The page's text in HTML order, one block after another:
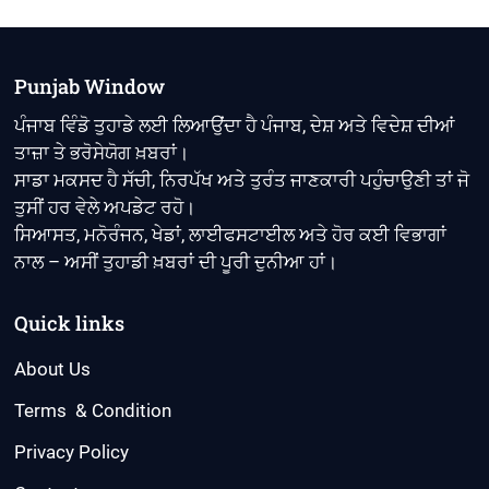
ਕਾਰਨ
110
ਮੌਤਾਂ,
ਹਜ਼ਾਰਾਂ
ਬੇਘਰ
Punjab Window
ਪੰਜਾਬ ਵਿੰਡੋ ਤੁਹਾਡੇ ਲਈ ਲਿਆਉਂਦਾ ਹੈ ਪੰਜਾਬ, ਦੇਸ਼ ਅਤੇ ਵਿਦੇਸ਼ ਦੀਆਂ
ਤਾਜ਼ਾ ਤੇ ਭਰੋਸੇਯੋਗ ਖ਼ਬਰਾਂ।
ਸਾਡਾ ਮਕਸਦ ਹੈ ਸੱਚੀ, ਨਿਰਪੱਖ ਅਤੇ ਤੁਰੰਤ ਜਾਣਕਾਰੀ ਪਹੁੰਚਾਉਣੀ ਤਾਂ ਜੋ
ਤੁਸੀਂ ਹਰ ਵੇਲੇ ਅਪਡੇਟ ਰਹੋ।
ਸਿਆਸਤ, ਮਨੋਰੰਜਨ, ਖੇਡਾਂ, ਲਾਈਫਸਟਾਈਲ ਅਤੇ ਹੋਰ ਕਈ ਵਿਭਾਗਾਂ
ਨਾਲ – ਅਸੀਂ ਤੁਹਾਡੀ ਖ਼ਬਰਾਂ ਦੀ ਪੂਰੀ ਦੁਨੀਆ ਹਾਂ।
Quick links
About Us
Terms & Condition
Privacy Policy